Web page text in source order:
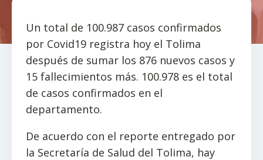
Un total de 100.987 casos confirmados
por Covid19 registra hoy el Tolima
después de sumar los 876 nuevos casos y
15 fallecimientos más. 100.978 es el total
de casos confirmados en el
departamento.
De acuerdo con el reporte entregado por
la Secretaría de Salud del Tolima, hay